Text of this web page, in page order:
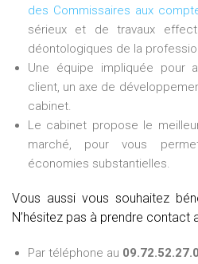
des Commissaires aux
sérieux et de travaux
déontologiques de la
Une équipe impliquée pour
client, un axe de
cabinet.
Le cabinet propose le
marché, pour vous
économies substantielles.
Vous aussi vous souhaitez
N’hésitez pas à prendre contact
Par téléphone au